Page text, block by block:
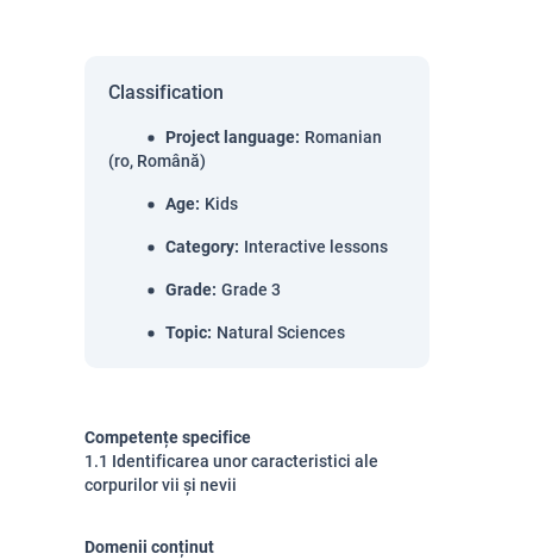
Classification
Project language: Romanian
(ro, Română)
Age: Kids
Category: Interactive lessons
Grade: Grade 3
Topic: Natural Sciences
Competențe specifice
1.1 Identificarea unor caracteristici ale
corpurilor vii și nevii
Domenii conținut